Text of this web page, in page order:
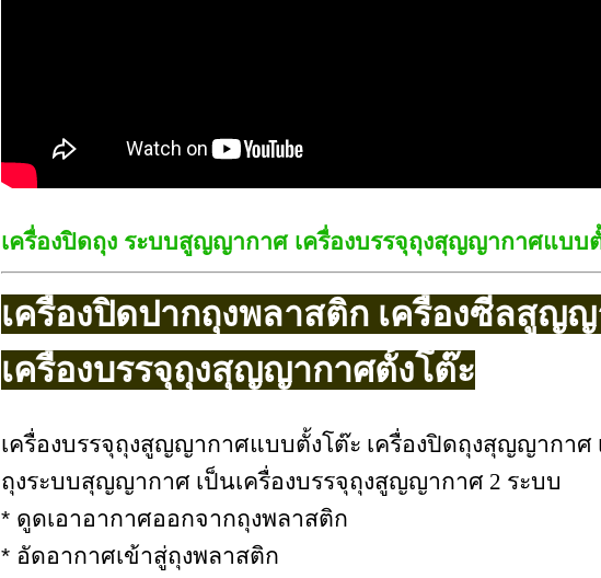
เครื่องปิดถุง ระบบสูญญากาศ เครื่องบรรจุถุงสุญญากาศแบบ
เครื่องปิดปากถุงพลาสติก เครื่องซีลสูญ
เครื่องบรรจุถุงสุญญากาศตั้งโต๊ะ
เครื่องบรรจุถุงสูญญากาศแบบตั้งโต๊ะ เครื่องปิดถุงสุญญากาศ
ถุงระบบสุญญากาศ เป็นเครื่องบรรจุถุงสูญญากาศ 2 ระบบ
* ดูดเอาอากาศออกจากถุงพลาสติก
* อัดอากาศเข้าสู่ถุงพลาสติก